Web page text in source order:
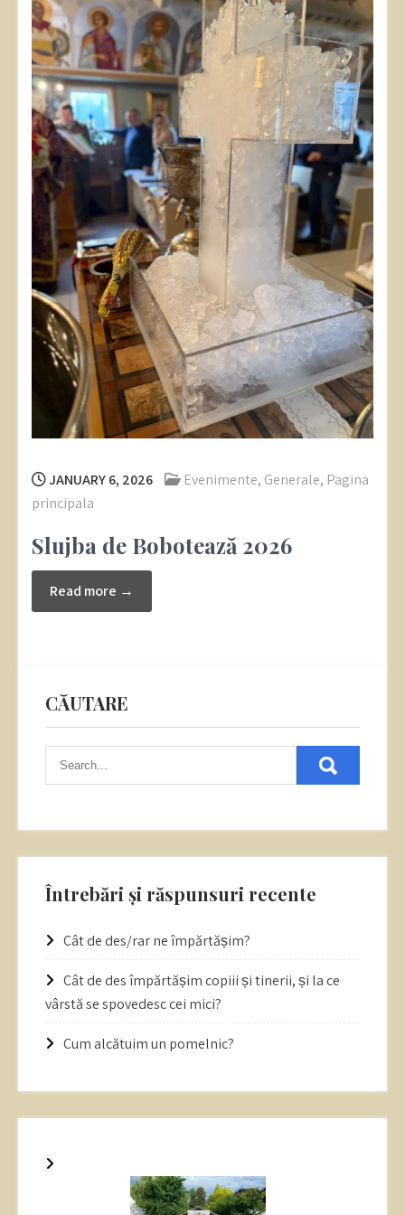
JANUARY 6, 2026 Evenimente, Generale, Pagina
principala
Slujba de Bobotează 2026
Read more →
CĂUTARE
Întrebări și răspunsuri recente
Cât de des/rar ne împărtășim?
Cât de des împărtășim copiii și tinerii, și la ce
vârstă se spovedesc cei mici?
Cum alcătuim un pomelnic?